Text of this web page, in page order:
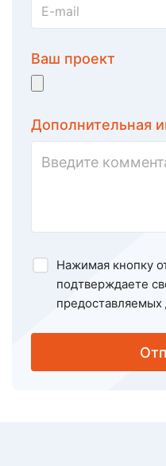
Ваш проект
Дополнительная
Нажимая кнопку
подтверждаете
предоставляемых